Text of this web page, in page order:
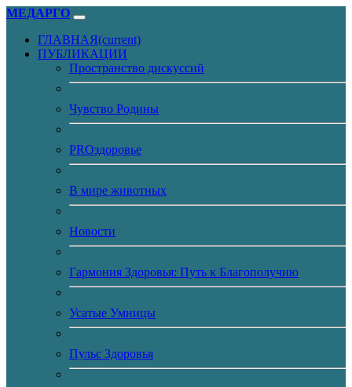
МЕДАРГО
ГЛАВНАЯ(current)
ПУБЛИКАЦИИ
Пространство дискуссий
Чувство Родины
PROздоровье
В мире животных
Новости
Гармония Здоровья: Путь к Благополучию
Усатые Умницы
Пульс Здоровья